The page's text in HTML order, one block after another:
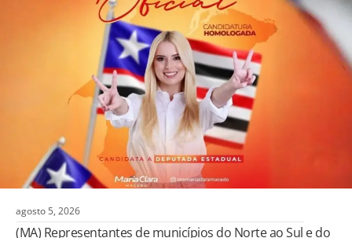
agosto 5, 2026
(MA) Representantes de municípios do Norte ao Sul e do